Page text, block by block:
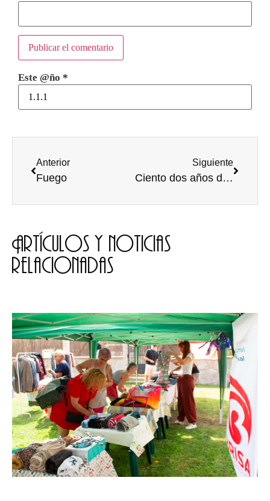
Este @ño *
Anterior
Fuego
Siguiente
Ciento dos años de genialidad
Artículos y noticias
relacionadas